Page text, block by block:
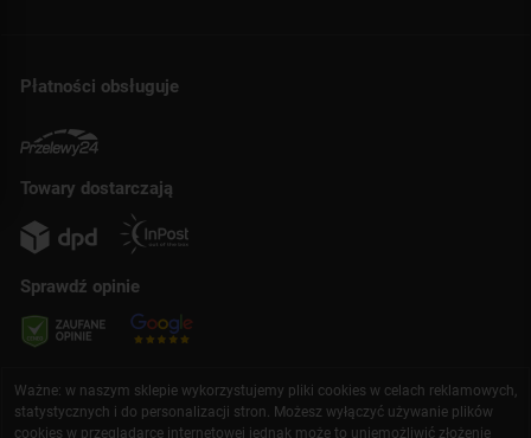
Płatności obsługuje
Towary dostarczają
Sprawdź opinie
Ważne: w naszym sklepie wykorzystujemy pliki cookies w celach reklamowych,
statystycznych i do personalizacji stron. Możesz wyłączyć używanie plików
cookies w przeglądarce internetowej jednak może to uniemożliwić złożenie